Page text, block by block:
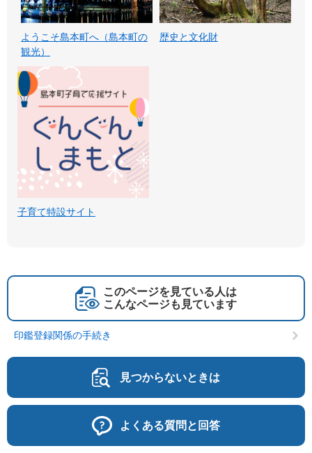
ようこそ島本町へ（島本町の
観光）
歴史と文化財
子育て特設サイト
このページを見ている人は
こんなページも見ています
印鑑登録関係の手続き
見つからないときは
よくある質問と回答